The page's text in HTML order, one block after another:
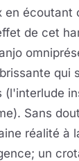
en écoutant
de cet
qui
(l'interlude
Sans
réalité à
un